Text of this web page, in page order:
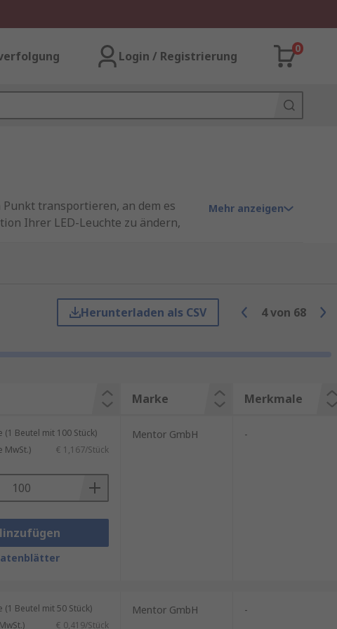
Login / Registrierung
0
transportieren, an dem es
Ihrer LED-Leuchte zu ändern,
mit einer oder mehreren
entweder in vertikaler Richtung
der Auswahl zwischen LED-
für Ihr Projekt.
Mehr anzeigen
Herunterladen als CSV 4von 68
Marke Merkmale
(1 Beutel mit 100 Stück)
MwSt.) € 1,167/Stück
Mentor GmbH -
Beutel mit 50 Stück)
€ 0,419/Stück
Mentor GmbH -